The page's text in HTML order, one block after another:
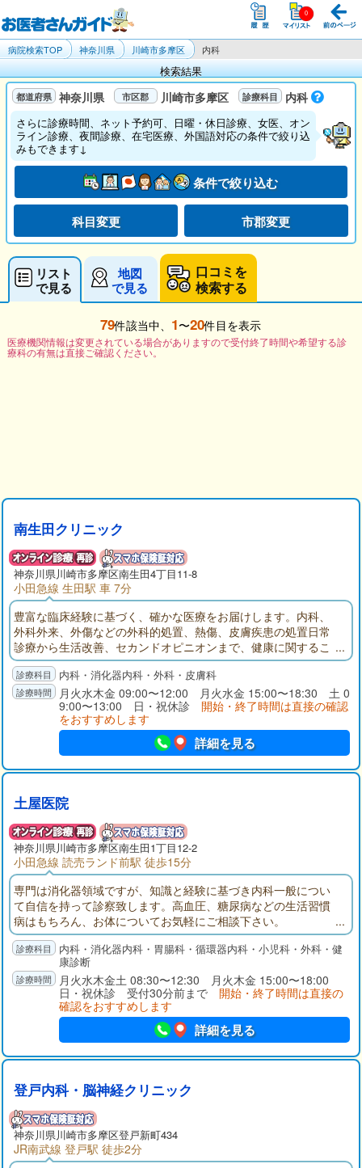
病院検索TOP 神奈川県 川崎市多摩区 内科
検索結果
神奈川県 川崎市多摩区 内科
さらに診療時間、ネット予約可、日曜・休日診療、女医、オン
ライン診療、夜間診療、在宅医療、外国語対応の条件で絞り込
みもできます↓
条件で絞り込む
科目変更 市郡変更
リスト
で見る
地図
で見る
口コミを
検索する
79件該当中、 1〜20件目を表示
医療機関情報は変更されている場合がありますので受付終了時間や希望する診
療科の有無は直接ご確認ください。
南生田クリニック
神奈川県川崎市多摩区南生田4丁目11-8
小田急線 生田駅 車 7分
豊富な臨床経験に基づく、確かな医療をお届けします。内科、
外科外来、外傷などの外科的処置、熱傷、皮膚疾患の処置日常
診療から生活改善、セカンドオピニオンまで、健康に関するこ
となら何でも、お気軽にご相談ください。どの診療科で診ても
らえばいいのかわからない、病気・介護でお困りの際もご相談
ください。
内科・消化器内科・外科・皮膚科
月火水木金 09:00〜12:00 月火水金 15:00〜18:30 土 0
9:00〜13:00 日・祝休診 開始・終了時間は直接の確認
をおすすめします
詳細を見る
土屋医院
神奈川県川崎市多摩区南生田1丁目12-2
小田急線 読売ランド前駅 徒歩15分
専門は消化器領域ですが、知識と経験に基づき内科一般につい
て自信を持って診察致します。高血圧、糖尿病などの生活習慣
病はもちろん、お体についてお気軽にご相談下さい。
内科・消化器内科・胃腸科・循環器内科・小児科・外科・健
康診断
月火水木金土 08:30〜12:30 月火木金 15:00〜18:00
日・祝休診 受付30分前まで 開始・終了時間は直接の
確認をおすすめします
詳細を見る
登戸内科・脳神経クリニック
神奈川県川崎市多摩区登戸新町434
JR南武線 登戸駅 徒歩2分